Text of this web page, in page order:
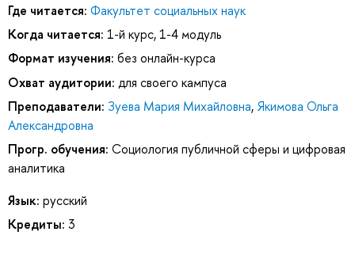
Где читается: Факультет социальных наук
Когда читается: 1-й курс, 1-4 модуль
Формат изучения: без онлайн-курса
Охват аудитории: для своего кампуса
Преподаватели: Зуева Мария Михайловна, Якимова Ольга
Александровна
Прогр. обучения: Социология публичной сферы и цифровая
аналитика
Язык: русский
Кредиты: 3